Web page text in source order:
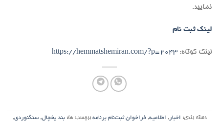
نمایید.
لینک ثبت نام
لینک کوتاه: https://hemmatshemiran.com/?p=2043
دسته بندی: اخبار, اطلاعیه, فراخوان ثبت‌نام برنامه برچسب ها:بند یخچال,سنگنوردی,